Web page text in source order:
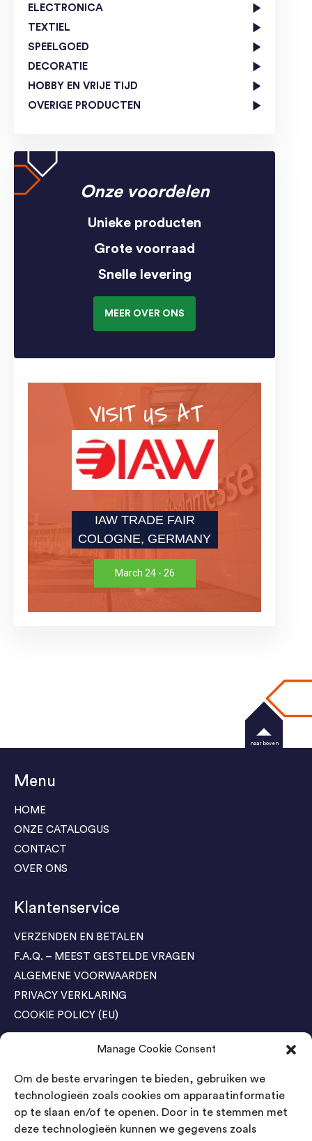
Manage Cookie Consent
Om de beste ervaringen te bieden, gebruiken we
technologieën zoals cookies om apparaatinformatie
op te slaan en/of te openen. Door in te stemmen met
deze technologieën kunnen we gegevens zoals
ELECTRONICA
TEXTIEL
SPEELGOED
DECORATIE
HOBBY EN VRIJE TIJD
OVERIGE PRODUCTEN
Onze voordelen
Unieke producten
Grote voorraad
Snelle levering
MEER OVER ONS
VISIT US AT
IAW TRADE FAIR
COLOGNE, GERMANY
March 24 - 26
Menu
HOME
ONZE CATALOGUS
CONTACT
OVER ONS
Klantenservice
VERZENDEN EN BETALEN
F.A.Q. – MEEST GESTELDE VRAGEN
ALGEMENE VOORWAARDEN
PRIVACY VERKLARING
COOKIE POLICY (EU)
Agenda Trade Shows
04-05 November / SVG FAIR Winterswijk
Bestel GRATIS kaarten
Bestel GRATIS kaarten
naar boven